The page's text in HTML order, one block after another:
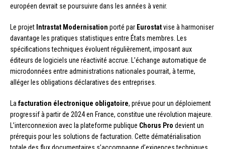
européen devrait se poursuivre dans les années à venir.
Le projet Intrastat Modernisation porté par Eurostatvise à harmoniser
davantage les pratiques statistiques entre États membres. Les
spécifications techniques évoluent régulièrement, imposant aux
éditeurs de logiciels une réactivité accrue. L’échange automatique de
microdonnées entre administrations nationales pourrait, à terme,
alléger les obligations déclaratives des entreprises.
Lafacturation électronique obligatoire, prévue pour un déploiement
progressif à partir de 2024 en France, constitue une révolution majeure.
L’interconnexion avec la plateforme publique Chorus Pro devient un
prérequis pour les solutions de facturation. Cette dématérialisation